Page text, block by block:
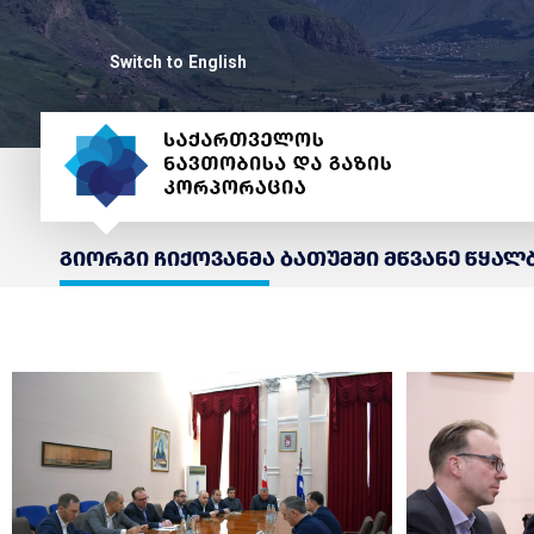
Switch to English
გიორგი ჩიქოვანმა ბათუმში მწვანე